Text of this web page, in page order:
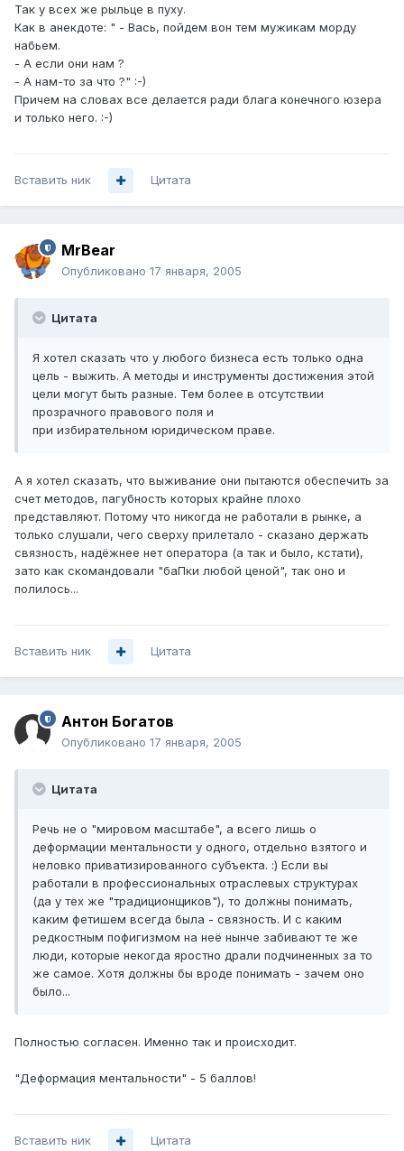
Так у всех же рыльце в пуху.
Как в анекдоте: " - Вась, пойдем вон тем мужикам морду
набьем.
- А если они нам ?
- А нам-то за что ?" :-)
Причем на словах все делается ради блага конечного юзера
и только него. :-)
Вставить ник Цитата
MrBear
Опубликовано 17 января, 2005
Цитата
Я хотел сказать что у любого бизнеса есть только одна
цель - выжить. А методы и инструменты достижения этой
цели могут быть разные. Тем более в отсутствии
прозрачного правового поля и
при избирательном юридическом праве.
А я хотел сказать, что выживание они пытаются обеспечить за
счет методов, пагубность которых крайне плохо
представляют. Потому что никогда не работали в рынке, а
только слушали, чего сверху прилетало - сказано держать
связность, надёжнее нет оператора (а так и было, кстати),
зато как скомандовали "баПки любой ценой", так оно и
полилось...
Вставить ник Цитата
Антон Богатов
Опубликовано 17 января, 2005
Цитата
Речь не о "мировом масштабе", а всего лишь о
деформации ментальности у одного, отдельно взятого и
неловко приватизированного субъекта. :) Если вы
работали в профессиональных отраслевых структурах
(да у тех же "традиционщиков"), то должны понимать,
каким фетишем всегда была - связность. И с каким
редкостным пофигизмом на неё нынче забивают те же
люди, которые некогда яростно драли подчиненных за то
же самое. Хотя должны бы вроде понимать - зачем оно
было...
Полностью согласен. Именно так и происходит.
"Деформация ментальности" - 5 баллов!
Вставить ник Цитата